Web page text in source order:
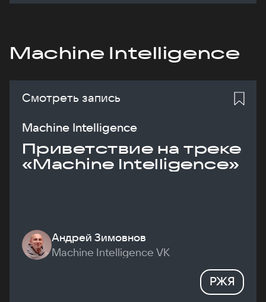
Machine Intelligence
Смотреть запись
Machine Intelligence
Приветствие на треке
«Machine Intelligence»
Андрей Зимовнов
Machine Intelligence VK
РЖЯ